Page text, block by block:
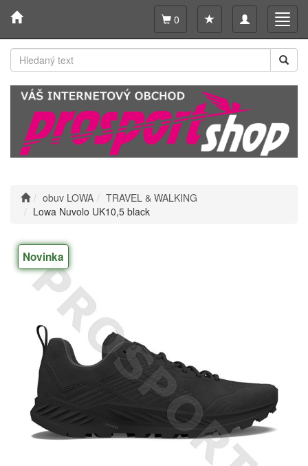
Toggle
navigation
0
obuv LOWA
TRAVEL & WALKING
Lowa Nuvolo UK10,5 black
Novinka